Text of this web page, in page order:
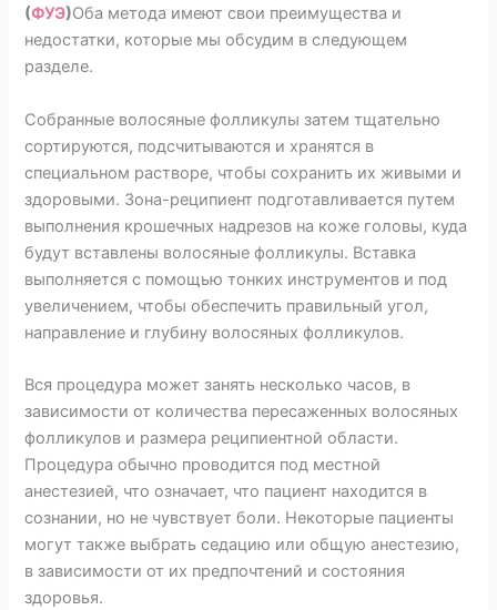
(ФУЭ)Оба метода имеют свои преимущества и
недостатки, которые мы обсудим в следующем
разделе.
Собранные волосяные фолликулы затем тщательно
сортируются, подсчитываются и хранятся в
специальном растворе, чтобы сохранить их живыми и
здоровыми. Зона-реципиент подготавливается путем
выполнения крошечных надрезов на коже головы, куда
будут вставлены волосяные фолликулы. Вставка
выполняется с помощью тонких инструментов и под
увеличением, чтобы обеспечить правильный угол,
направление и глубину волосяных фолликулов.
Вся процедура может занять несколько часов, в
зависимости от количества пересаженных волосяных
фолликулов и размера реципиентной области.
Процедура обычно проводится под местной
анестезией, что означает, что пациент находится в
сознании, но не чувствует боли. Некоторые пациенты
могут также выбрать седацию или общую анестезию,
в зависимости от их предпочтений и состояния
здоровья.